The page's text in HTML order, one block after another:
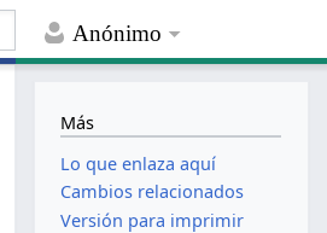
Anónimo
Más
Lo que enlaza aquí
Cambios relacionados
Versión para imprimir